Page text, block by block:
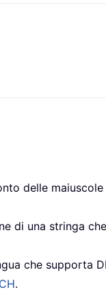
delle
di una stringa
che supporta
.